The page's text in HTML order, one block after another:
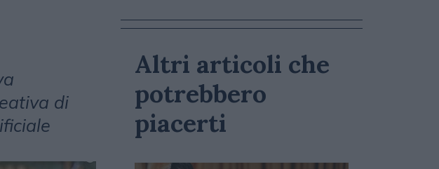
di
Altri articoli che
potrebbero
piacerti